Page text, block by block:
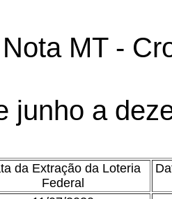
MT -
junho a
da Extração da Loteria
Federal